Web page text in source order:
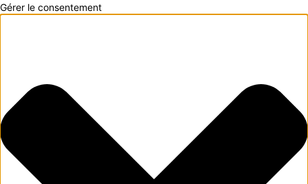
Gérer le consentement